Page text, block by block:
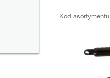
Kod asortymentu